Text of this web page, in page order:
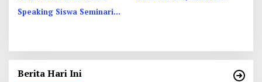
Speaking Siswa Seminari
Berita Hari Ini